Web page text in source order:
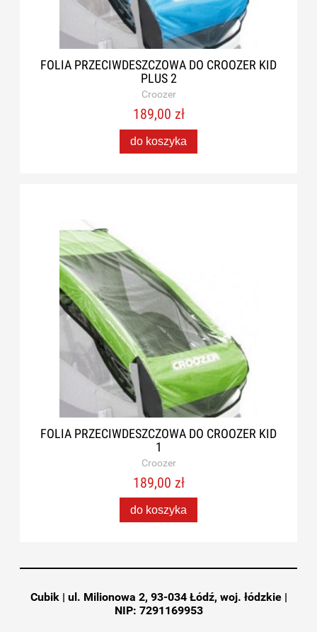
FOLIA PRZECIWDESZCZOWA DO CROOZER KID
PLUS 2
Croozer
189,00 zł
do koszyka
FOLIA PRZECIWDESZCZOWA DO CROOZER KID
1
Croozer
189,00 zł
do koszyka
Cubik | ul. Milionowa 2, 93-034 Łódź, woj. łódzkie |
NIP: 7291169953